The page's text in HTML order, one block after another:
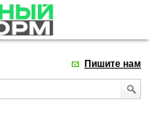
Пишите нам